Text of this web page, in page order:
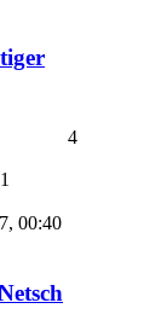
00:40
4